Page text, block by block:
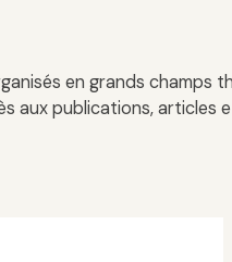
en grands champs
aux publications, articles